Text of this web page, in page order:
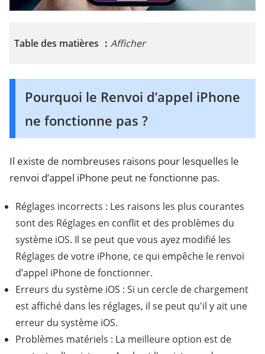
Table des matières ： Afficher
Pourquoi le Renvoi d’appel iPhone
ne fonctionne pas ?
Il existe de nombreuses raisons pour lesquelles le
renvoi d’appel iPhone peut ne fonctionne pas.
Réglages incorrects : Les raisons les plus courantes
sont des Réglages en conflit et des problèmes du
système iOS. Il se peut que vous ayez modifié les
Réglages de votre iPhone, ce qui empêche le renvoi
d’appel iPhone de fonctionner.
Erreurs du système iOS : Si un cercle de chargement
est affiché dans les réglages, il se peut qu'il y ait une
erreur du système iOS.
Problèmes matériels : La meilleure option est de